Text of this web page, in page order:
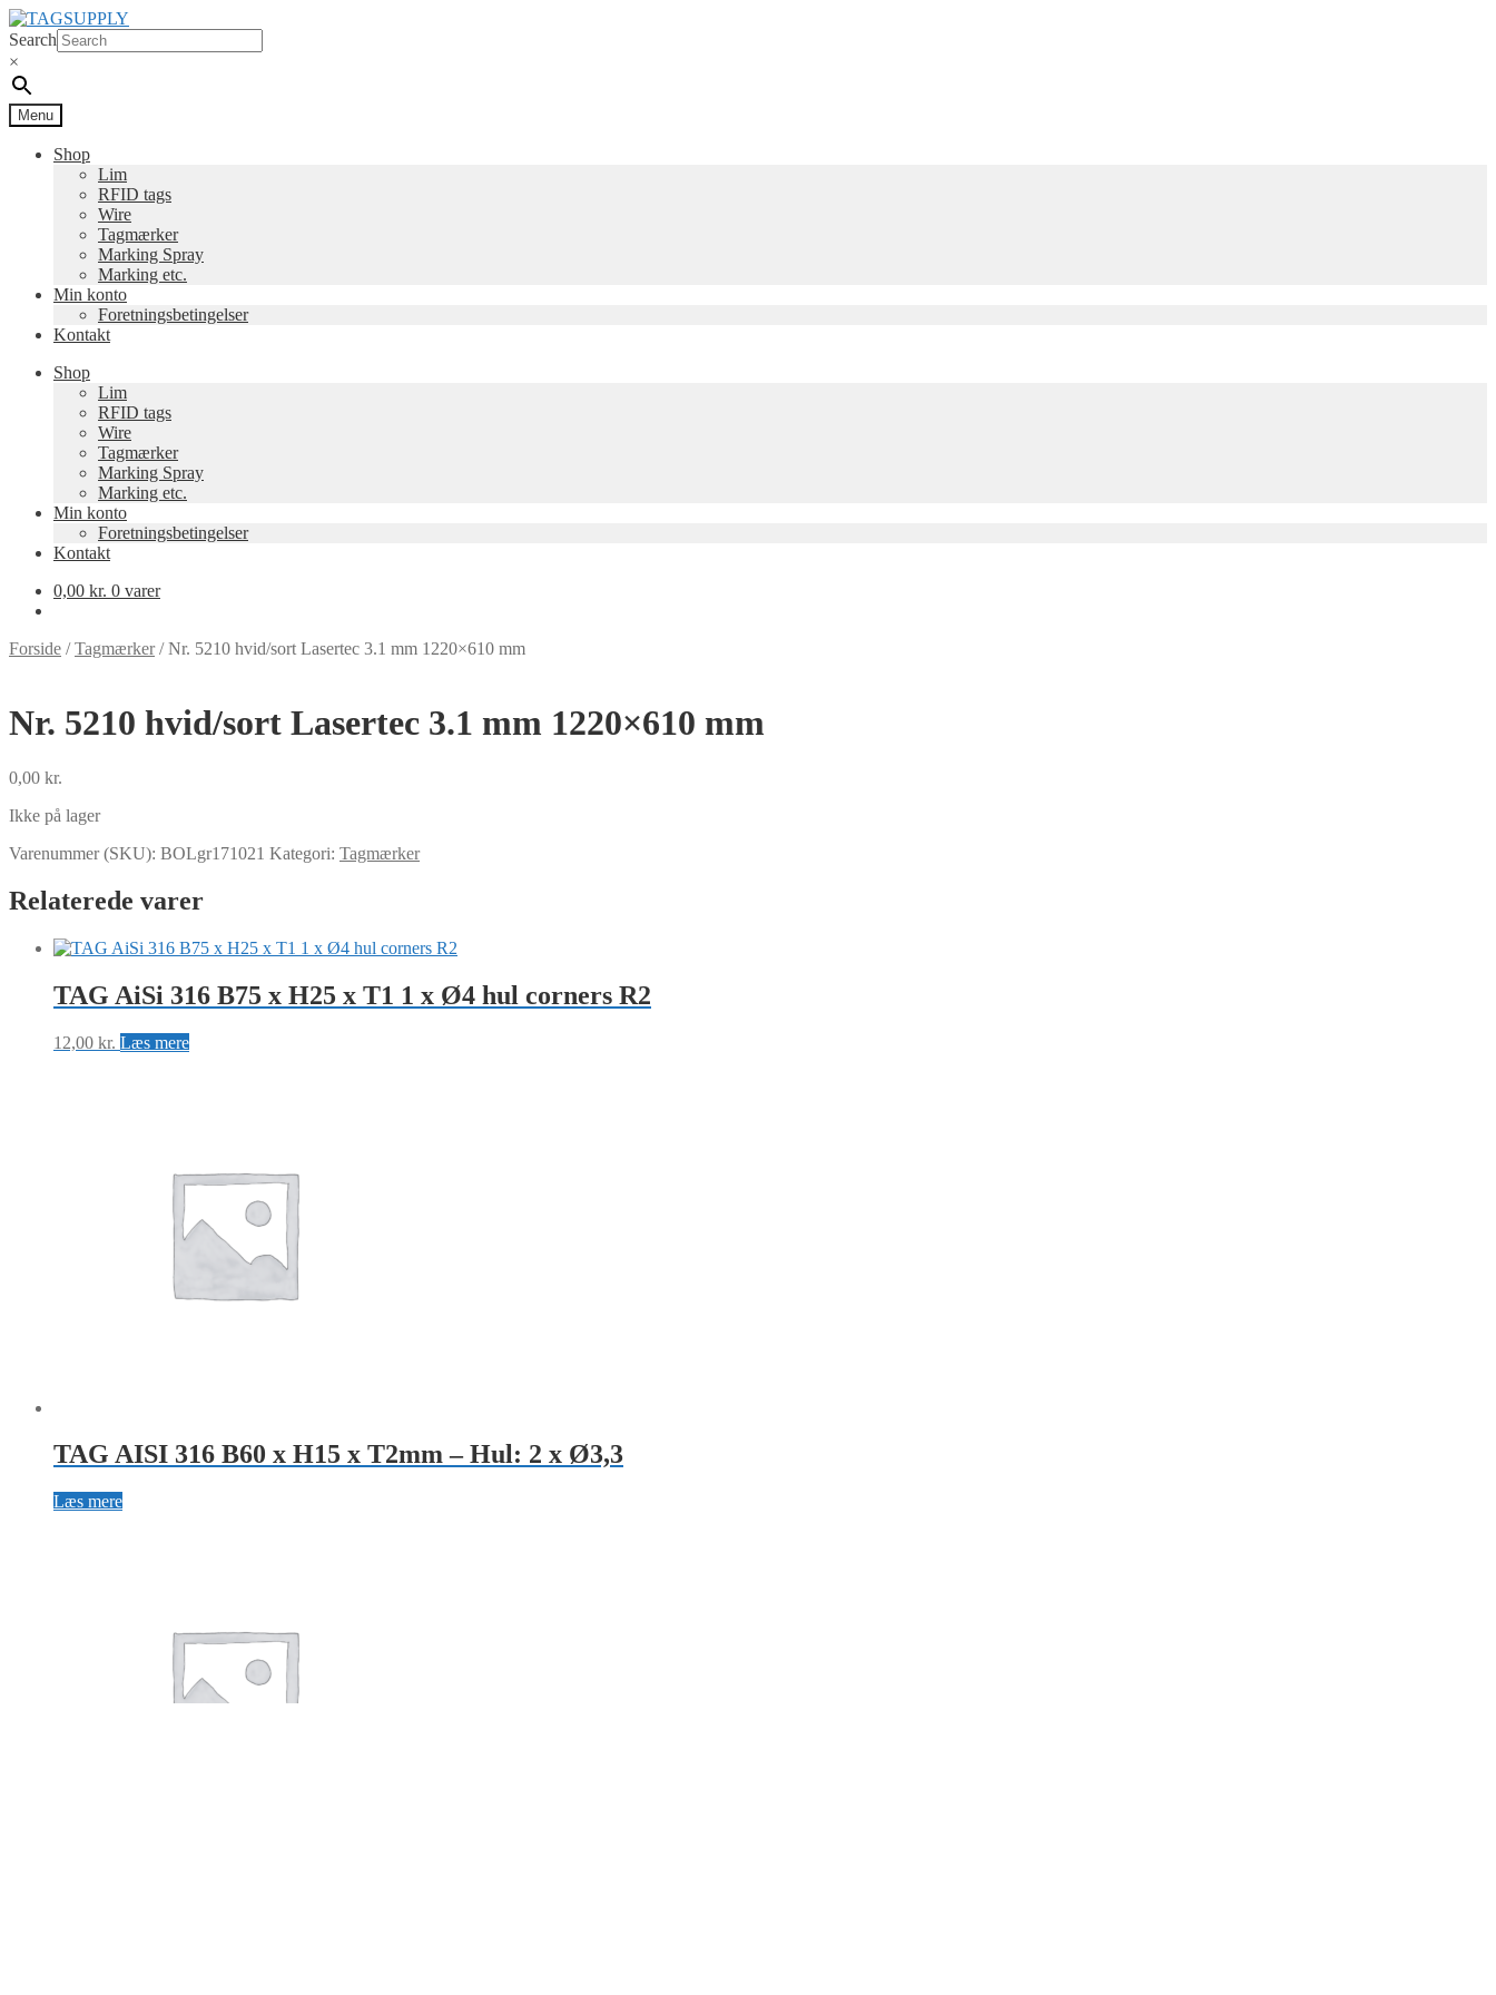
Spring
til
navigation
Spring
til
indhold
Search
×
Menu
Shop
Lim
RFID tags
Wire
Tagmærker
Marking Spray
Marking etc.
Min konto
Foretningsbetingelser
Kontakt
Shop
Lim
RFID tags
Wire
Tagmærker
Marking Spray
Marking etc.
Min konto
Foretningsbetingelser
Kontakt
0,00 kr. 0 varer
Forside /Tagmærker/Nr. 5210 hvid/sort Lasertec 3.1 mm 1220×610 mm
Nr. 5210 hvid/sort Lasertec 3.1 mm 1220×610 mm
0,00 kr.
Ikke på lager
Varenummer (SKU): BOLgr171021 Kategori: Tagmærker
Relaterede varer
TAG AiSi 316 B75 x H25 x T1 1 x Ø4 hul corners R2
12,00 kr. Læs mere
TAG AISI 316 B60 x H15 x T2mm – Hul: 2 x Ø3,3
Læs mere